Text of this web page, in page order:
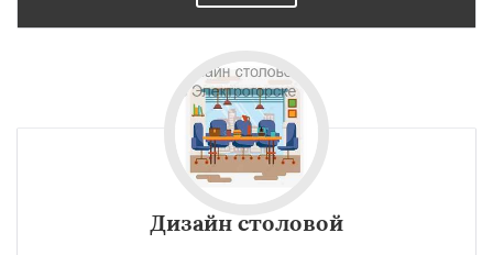
Работаем по
Дизайн cтоловой
УЗНАТЬ ПОДРОБНЕЕ